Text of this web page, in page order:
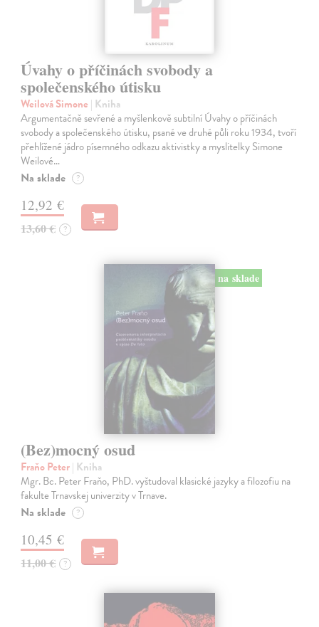
Úvahy o příčinách svobody a
společenského útisku
Weilová Simone | Kniha
Argumentačně sevřené a myšlenkově subtilní Úvahy o příčinách
svobody a společenského útisku, psané ve druhé půli roku 1934, tvoří
přehlížené jádro písemného odkazu aktivistky a myslitelky Simone
Weilové…
Na sklade ?
12,92 €
13,60 € ?
na sklade
(Bez)mocný osud
Fraňo Peter| Kniha
Mgr. Bc. Peter Fraňo, PhD. vyštudoval klasické jazyky a filozofiu na
fakulte Trnavskej univerzity v Trnave.
Na sklade ?
10,45 €
11,00 € ?